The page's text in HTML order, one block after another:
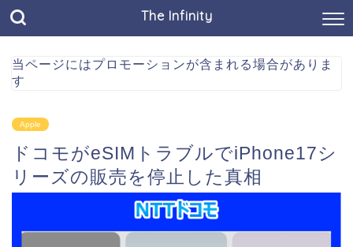
The Infinity
当ページにはプロモーションが含まれる場合がありま
す
Apple
ドコモがeSIMトラブルでiPhone17シ
リーズの販売を停止した真相